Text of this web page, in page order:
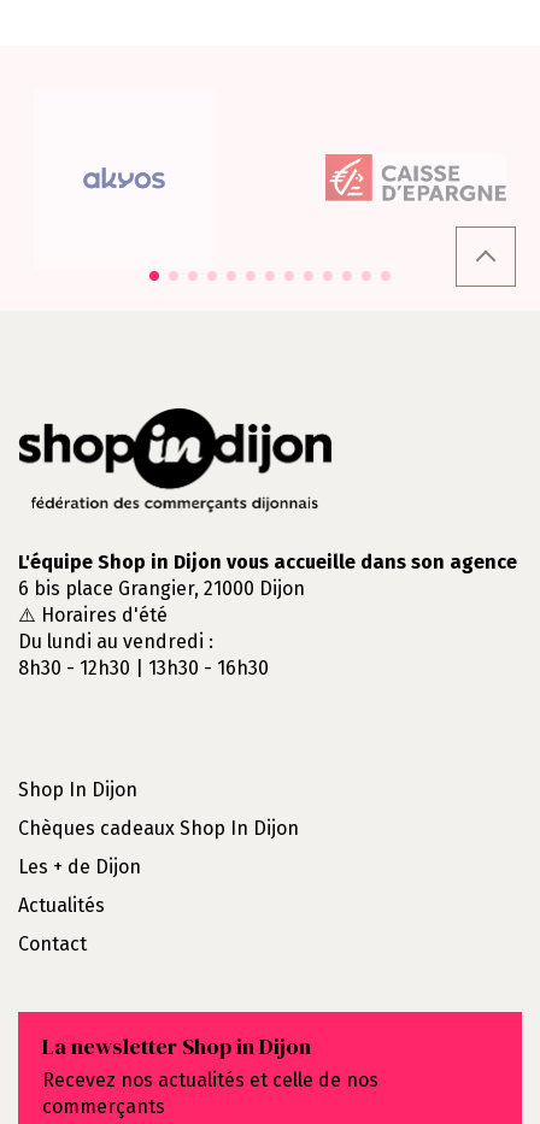
L'équipe Shop in Dijon vous accueille dans son agence
6 bis place Grangier, 21000 Dijon
⚠️ Horaires d'été
Du lundi au vendredi :
8h30 - 12h30 | 13h30 - 16h30
Shop In Dijon
Chèques cadeaux Shop In Dijon
Les + de Dijon
Actualités
Contact
La newsletter Shop in Dijon
Recevez nos actualités et celle de nos
commerçants